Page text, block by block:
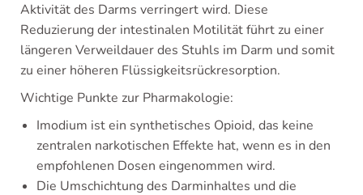
Aktivität des Darms verringert wird. Diese
Reduzierung der intestinalen Motilität führt zu einer
längeren Verweildauer des Stuhls im Darm und somit
zu einer höheren Flüssigkeitsrückresorption.
Wichtige Punkte zur Pharmakologie:
Imodium ist ein synthetisches Opioid, das keine
zentralen narkotischen Effekte hat, wenn es in den
empfohlenen Dosen eingenommen wird.
Die Umschichtung des Darminhaltes und die